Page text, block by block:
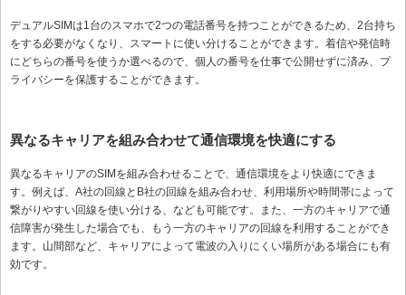
デュアルSIMは1台のスマホで2つの電話番号を持つことができるため、2台持ち
をする必要がなくなり、スマートに使い分けることができます。着信や発信時
にどちらの番号を使うか選べるので、個人の番号を仕事で公開せずに済み、プ
ライバシーを保護することができます。
異なるキャリアを組み合わせて通信環境を快適にする
異なるキャリアのSIMを組み合わせることで、通信環境をより快適にできま
す。例えば、A社の回線とB社の回線を組み合わせ、利用場所や時間帯によって
繋がりやすい回線を使い分ける、なども可能です。また、一方のキャリアで通
信障害が発生した場合でも、もう一方のキャリアの回線を利用することができ
ます。山間部など、キャリアによって電波の入りにくい場所がある場合にも有
効です。